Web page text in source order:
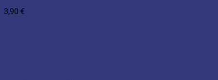
3,90 €